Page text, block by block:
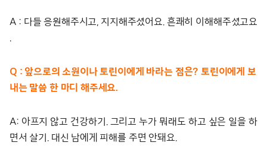
A : 다들 응원해주시고, 지지해주셨어요. 흔쾌히 이해해주셨고요
.
Q : 앞으로의 소원이나 토린이에게 바라는 점은? 토린이에게 보
내는 말씀 한 마디 해주세요.
A: 아프지 않고 건강하기. 그리고 누가 뭐래도 하고 싶은 일을 하
면서 살기. 대신 남에게 피해를 주면 안돼요.